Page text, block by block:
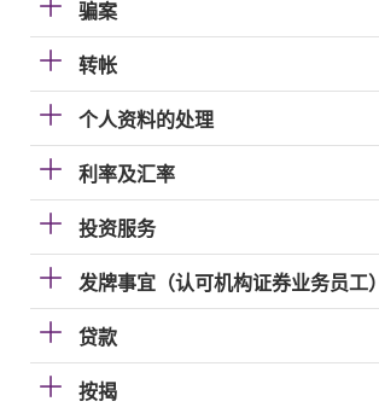
骗案
转帐
个人资料的处理
利率及汇率
投资服务
发牌事宜（认可机构证券业务员工）
贷款
按揭